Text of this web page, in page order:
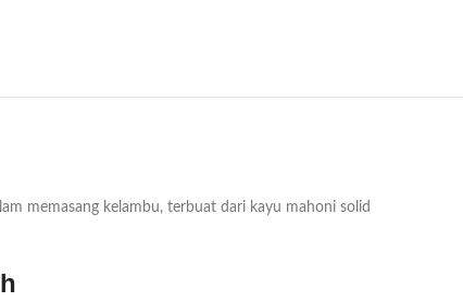
memasang kelambu, terbuat dari kayu mahoni solid